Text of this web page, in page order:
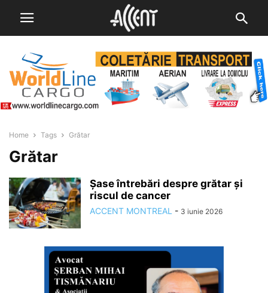
Home Tags Grătar
Grătar
Șase întrebări despre grătar și
riscul de cancer
ACCENT MONTREAL - 3 iunie 2026